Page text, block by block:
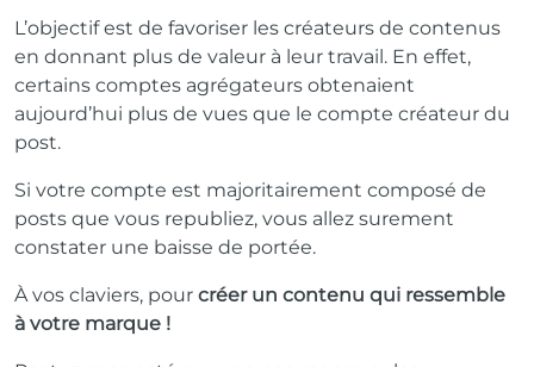
L’objectif est de favoriser les créateurs de contenus
en donnant plus de valeur à leur travail. En effet,
certains comptes agrégateurs obtenaient
aujourd’hui plus de vues que le compte créateur du
post.
Si votre compte est majoritairement composé de
posts que vous republiez, vous allez surement
constater une baisse de portée.
À vos claviers, pour créer un contenu qui ressemble
à votre marque !